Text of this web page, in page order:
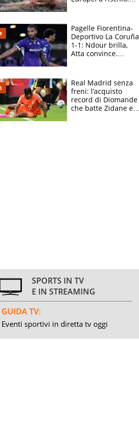
adesso
Pagelle Fiorentina-
Deportivo La Coruña
1-1: Ndour brilla,
Atta convince.
Real Madrid senza
freni: l’acquisto
record di Diomande
che batte Zidane e
SPORTS IN TV
E IN STREAMING
GUIDA TV:
Eventi sportivi in diretta tv oggi